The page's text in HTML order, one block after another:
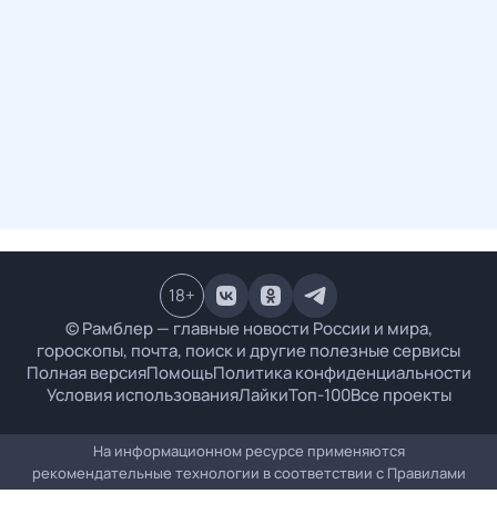
© Рамблер — главные новости России и мира,
гороскопы, почта, поиск и другие полезные сервисы
Полная версияПомощьПолитика конфиденциальности
Условия использованияЛайкиТоп-100Все проекты
18+
На информационном ресурсе применяются
рекомендательные технологии в соответствии с Правилами